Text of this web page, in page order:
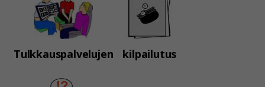
Tulkkauspalvelujen kilpailutus